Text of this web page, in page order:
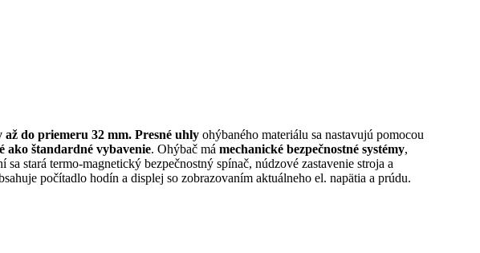
do priemeru 32 mm. Presné uhly ohýbaného materiálu sa nastavujú pomocou
ako štandardné vybavenie. Ohýbač má mechanické bezpečnostné systémy,
sa stará termo-magnetický bezpečnostný spínač, núdzové zastavenie stroja a
počítadlo hodín a displej so zobrazovaním aktuálneho el. napätia a prúdu.